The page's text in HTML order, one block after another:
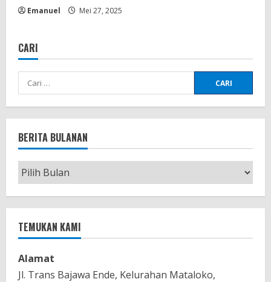
Emanuel Mei 27, 2025
CARI
BERITA BULANAN
TEMUKAN KAMI
Alamat
Jl. Trans Bajawa Ende, Kelurahan Mataloko,